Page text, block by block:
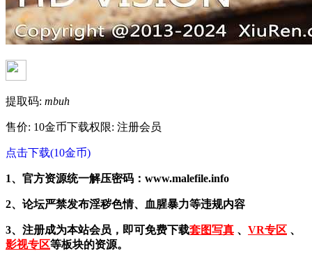
提取码: mbuh
售价: 10金币下载权限: 注册会员
点击下载(10金币)
1、官方资源统一解压密码：www.malefile.info
2、论坛严禁发布淫秽色情、血腥暴力等违规内容
3、注册成为本站会员，即可免费下载套图写真 、 VR专区 、
影视专区等板块的资源。